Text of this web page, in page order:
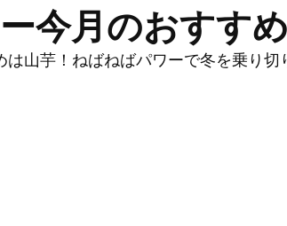
今月のおすすめ
山芋！ねばねばパワーで冬を乗り切